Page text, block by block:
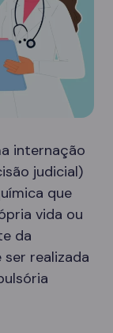
internação
judicial)
que
vida ou
da
realizada